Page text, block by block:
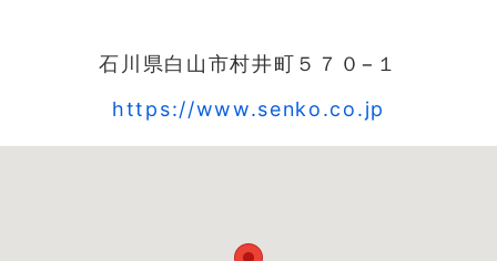
石川県白山市村井町５７０−１
https://www.senko.co.jp